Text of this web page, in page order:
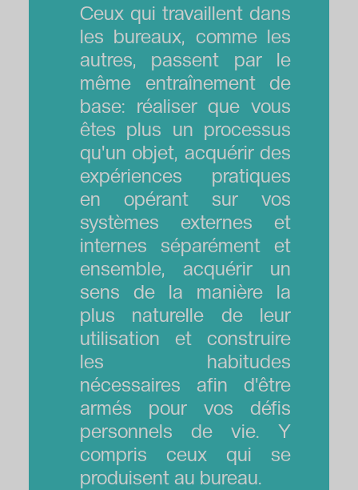
Ceux qui travaillent dans
les bureaux, comme les
autres, passent par le
même entraînement de
base: réaliser que vous
êtes plus un processus
qu'un objet, acquérir des
expériences pratiques
en opérant sur vos
systèmes externes et
internes séparément et
ensemble, acquérir un
sens de la manière la
plus naturelle de leur
utilisation et construire
les habitudes
nécessaires afin d'être
armés pour vos défis
personnels de vie. Y
compris ceux qui se
produisent au bureau.